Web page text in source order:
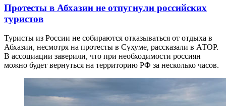
Протесты в Абхазии не отпугнули российских
туристов
Туристы из России не собираются отказываться от отдыха в
Абхазии, несмотря на протесты в Сухуме, рассказали в АТОР.
В ассоциации заверили, что при необходимости россиян
можно будет вернуться на территорию РФ за несколько часов.